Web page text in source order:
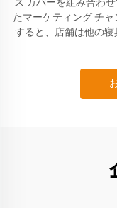
ス カバーを組み合わ
たマーケティング チ
すると、店舗は他の寝